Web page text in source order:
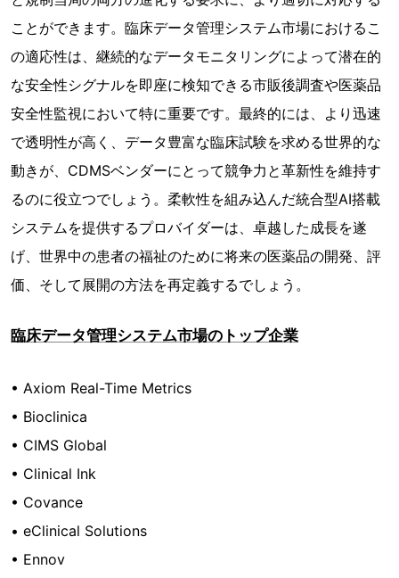
ことができます。臨床データ管理システム市場におけるこ
の適応性は、継続的なデータモニタリングによって潜在的
な安全性シグナルを即座に検知できる市販後調査や医薬品
安全性監視において特に重要です。最終的には、より迅速
で透明性が高く、データ豊富な臨床試験を求める世界的な
動きが、CDMSベンダーにとって競争力と革新性を維持す
るのに役立つでしょう。柔軟性を組み込んだ統合型AI搭載
システムを提供するプロバイダーは、卓越した成長を遂
げ、世界中の患者の福祉のために将来の医薬品の開発、評
価、そして展開の方法を再定義するでしょう。
臨床データ管理システム市場のトップ企業
• Axiom Real-Time Metrics
• Bioclinica
• CIMS Global
• Clinical Ink
• Covance
• eClinical Solutions
• Ennov